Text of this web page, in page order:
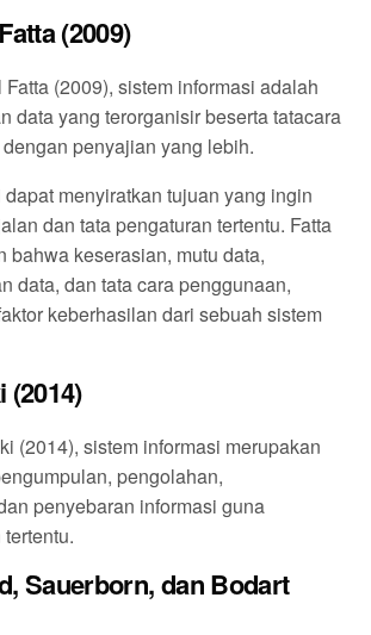
(2009)
(2009), sistem informasi adalah
data yang terorganisir beserta tatacara
penyajian yang lebih.
menyiratkan tujuan yang ingin
dan tata pengaturan tertentu. Fatta
bahwa keserasian, mutu data,
data, dan tata cara penggunaan,
keberhasilan dari sebuah sistem
(2014)
(2014), sistem informasi merupakan
pengolahan,
penyebaran informasi guna
Sauerborn, dan Bodart